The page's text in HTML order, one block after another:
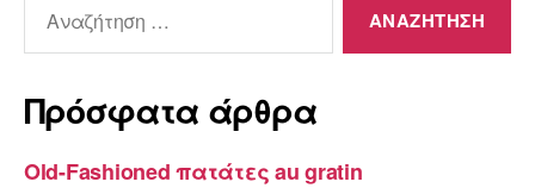
για:
Πρόσφατα άρθρα
Old-Fashioned πατάτες au gratin